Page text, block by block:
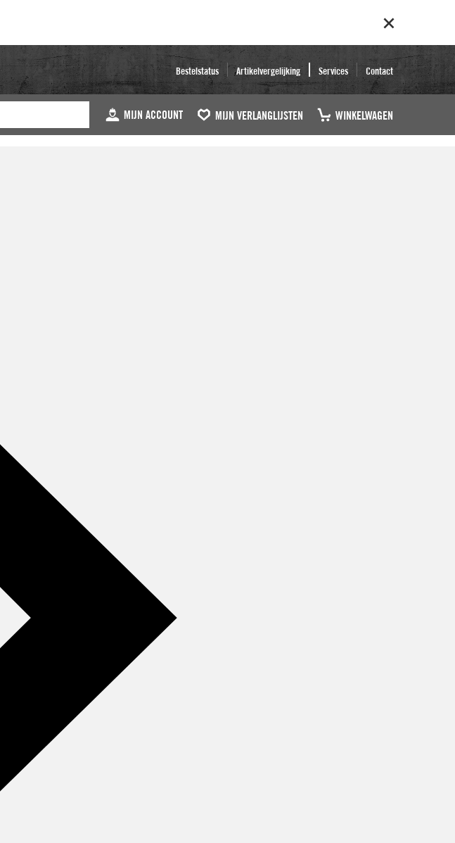
Bestelstatus Artikelvergelijking Services Contact
MIJN ACCOUNT MIJN VERLANGLIJSTEN WINKELWAGEN